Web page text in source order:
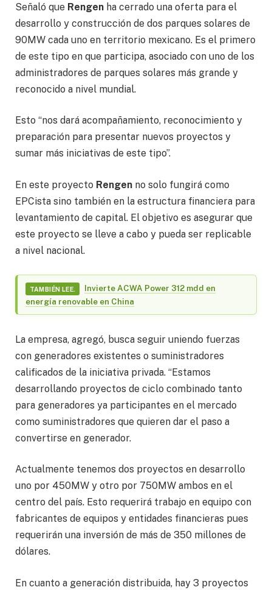
Señaló que Rengen ha cerrado una oferta para el
desarrollo y construcción de dos parques solares de
90MW cada uno en territorio mexicano. Es el primero
de este tipo en que participa, asociado con uno de los
administradores de parques solares más grande y
reconocido a nivel mundial.
Esto “nos dará acompañamiento, reconocimiento y
preparación para presentar nuevos proyectos y
sumar más iniciativas de este tipo”.
En este proyecto Rengen no solo fungirá como
EPCista sino también en la estructura financiera para
levantamiento de capital. El objetivo es asegurar que
este proyecto se lleve a cabo y pueda ser replicable
a nivel nacional.
TAMBIÉN LEE.
Invierte ACWA Power 312 mdd en
energía renovable en China
La empresa, agregó, busca seguir uniendo fuerzas
con generadores existentes o suministradores
calificados de la iniciativa privada. “Estamos
desarrollando proyectos de ciclo combinado tanto
para generadores ya participantes en el mercado
como suministradores que quieren dar el paso a
convertirse en generador.
Actualmente tenemos dos proyectos en desarrollo
uno por 450MW y otro por 750MW ambos en el
centro del país. Esto requerirá trabajo en equipo con
fabricantes de equipos y entidades financieras pues
requerirán una inversión de más de 350 millones de
dólares.
En cuanto a generación distribuida, hay 3 proyectos